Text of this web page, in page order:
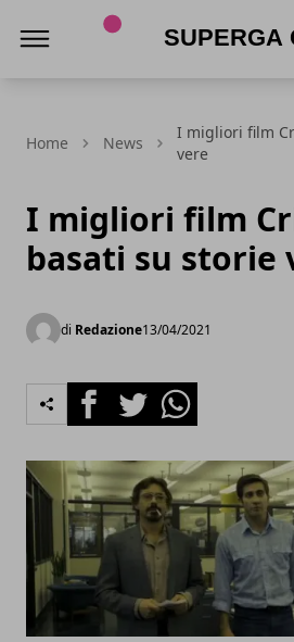
Home News
I migliori film
vere
I migliori film
basati su storie
di Redazione13/04/2021
FacebookTwitterWhatsapp